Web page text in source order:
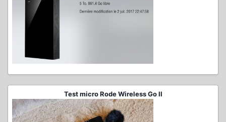
Test micro Rode Wireless Go II